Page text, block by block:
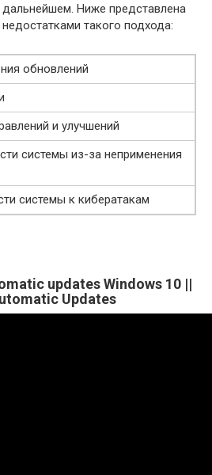
Ниже представлена
такого подхода:
обновлений
и улучшений
системы из-за неприменения
системы к кибератакам
updates Windows 10 ||
Updates